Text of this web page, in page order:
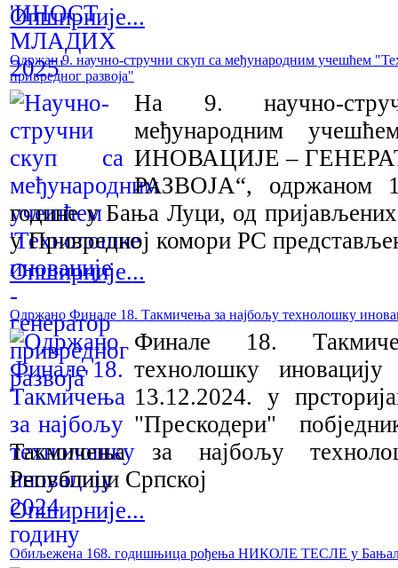
Опширније...
Одржан 9. научнo-стручни скуп са међународним учешћем
привредног развоја"
На 9. научно-
међународним
ИНОВАЦИЈЕ –
РАЗВОЈА“, одржаном
године у Бања Луци, од
у Привредној комори РС
Опширније...
Oдржано Финале 18. Такмичења за најбољу технолошку
Финале 18.
технолошку
13.12.2024. у
"Прескодери"
Такмичења за најбољу
Републици Српској
Опширније...
Обиљежена 168. годишњица рођења НИКОЛЕ ТЕСЛЕ у